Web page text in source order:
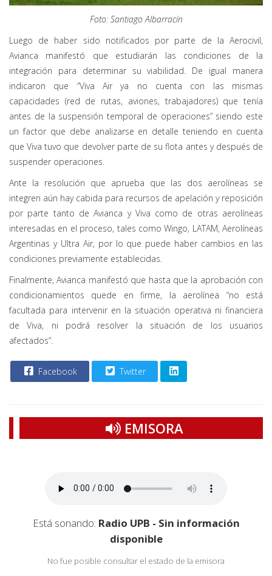
Foto: Santiago Albarracín
Luego de haber sido notificados por parte de la Aerocivil,
Avianca manifestó que estudiarán las condiciones de la
integración para determinar su viabilidad. De igual manera
indicaron que “Viva Air ya no cuenta con las mismas
capacidades (red de rutas, aviones, trabajadores) que tenía
antes de la suspensión temporal de operaciones” siendo este
un factor que debe analizarse en detalle teniendo en cuenta
que Viva tuvo que devolver parte de su flota antes y después de
suspender operaciones.
Ante la resolución que aprueba que las dos aerolíneas se
integren aún hay cabida para recursos de apelación y reposición
por parte tanto de Avianca y Viva como de otras aerolíneas
interesadas en el proceso, tales como Wingo, LATAM, Aerolíneas
Argentinas y Ultra Air, por lo que puede haber cambios en las
condiciones previamente establecidas.
Finalmente, Avianca manifestó que hasta que la aprobación con
condicionamientos quede en firme, la aerolínea “no está
facultada para intervenir en la situación operativa ni financiera
de Viva, ni podrá resolver la situación de los usuarios
afectados”.
Facebook Twitter
EMISORA
Está sonando: Radio UPB - Sin información
disponible
No fue posible consultar el estado de la emisora